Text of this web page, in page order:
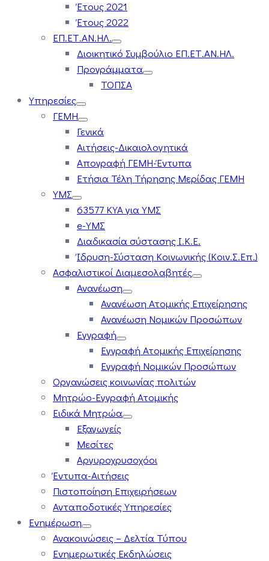
Έτους 2021
Έτους 2022
ΕΠ.ΕΤ.ΑΝ.ΗΛ.
Διοικητικό Συμβούλιο ΕΠ.ΕΤ.ΑΝ.ΗΛ.
Προγράμματα
ΤΟΠΣΑ
Υπηρεσίες
ΓΕΜΗ
Γενικά
Αιτήσεις-Δικαιολογητικά
Απογραφή ΓΕΜΗ-Έντυπα
Ετήσια Τέλη Τήρησης Μερίδας ΓΕΜΗ
ΥΜΣ
63577 ΚΥΑ για ΥΜΣ
e-ΥΜΣ
Διαδικασία σύστασης Ι.Κ.Ε.
Ίδρυση-Σύσταση Κοινωνικής (Κοιν.Σ.Επ.)
Ασφαλιστικοί Διαμεσολαβητές
Ανανέωση
Ανανέωση Ατομικής Επιχείρησης
Ανανέωση Νομικών Προσώπων
Εγγραφή
Εγγραφή Ατομικής Επιχείρησης
Εγγραφή Νομικών Προσώπων
Οργανώσεις κοινωνίας πολιτών
Μητρώο-Εγγραφή Ατομικής
Ειδικά Μητρώα
Εξαγωγείς
Μεσίτες
Αργυροχρυσοχόοι
Έντυπα-Αιτήσεις
Πιστοποίηση Επιχειρήσεων
Ανταποδοτικές Υπηρεσίες
Ενημέρωση
Ανακοινώσεις – Δελτία Τύπου
Ενημερωτικές Εκδηλώσεις